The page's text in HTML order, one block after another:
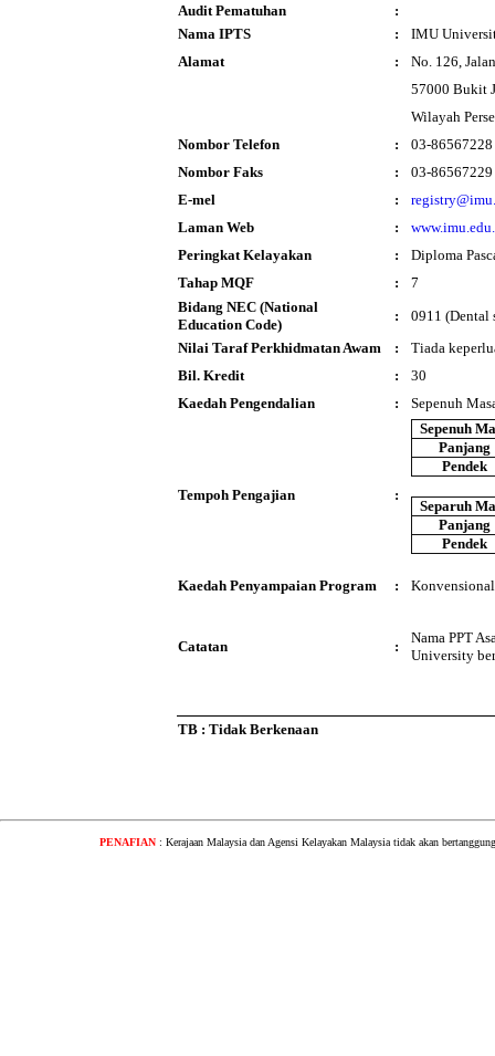
Audit Pematuhan
:
Nama IPTS
:
IMU
Alamat
:
No. 126,
57000 Bukit
Wilayah
Nombor Telefon
:
03-86567228
Nombor Faks
:
03-86567229
E-mel
:
Laman Web
:
Peringkat Kelayakan
:
Diploma
Tahap MQF
:
7
Bidang NEC (National
Education Code)
:
0911 (Dental
Nilai Taraf Perkhidmatan Awam
:
Tiada
Bil. Kredit
:
30
Kaedah Pengendalian
: Sepenuh
Tempoh Pengajian :
Sepenuh
Panjang
Pendek
Separuh
Panjang
Pendek
Kaedah Penyampaian Program : Konvensional
Catatan :
Nama PPT
University
TB : Tidak Berkenaan
PENAFIAN : Kerajaan Malaysia dan Agensi Kelayakan Malaysia tidak akan